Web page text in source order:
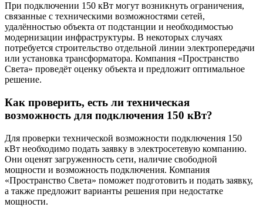
При подключении 150 кВт могут возникнуть ограничения,
связанные с техническими возможностями сетей,
удалённостью объекта от подстанции и необходимостью
модернизации инфраструктуры. В некоторых случаях
потребуется строительство отдельной линии электропередачи
или установка трансформатора. Компания «Пространство
Света» проведёт оценку объекта и предложит оптимальное
решение.
Как проверить, есть ли техническая
возможность для подключения 150 кВт?
Для проверки технической возможности подключения 150
кВт необходимо подать заявку в электросетевую компанию.
Они оценят загруженность сети, наличие свободной
мощности и возможность подключения. Компания
«Пространство Света» поможет подготовить и подать заявку,
а также предложит варианты решения при недостатке
мощности.